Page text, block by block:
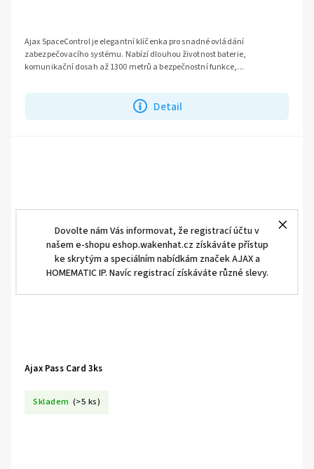
Dovolte nám Vás informovat, že registrací účtu v
našem e-shopu eshop.wakenhat.cz získáváte přístup
ke skrytým a speciálním nabídkám značek AJAX a
HOMEMATIC IP. Navíc registrací získáváte různé slevy.
Detail
Ajax SpaceControl je elegantní klíčenka pro snadné ovládání
zabezpečovacího systému. Nabízí dlouhou životnost baterie,
komunikační dosah až 1300 metrů a bezpečnostní funkce,...
Ajax Pass Card 3ks
Skladem (>5 ks)